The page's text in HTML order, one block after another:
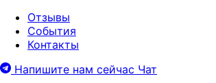
Отзывы
События
Контакты
Напишите нам сейчас Чат